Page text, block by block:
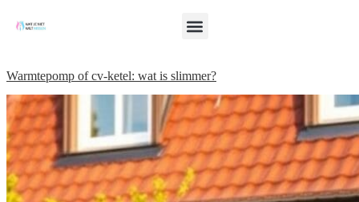
Warmtepomp of cv-ketel: wat is slimmer?